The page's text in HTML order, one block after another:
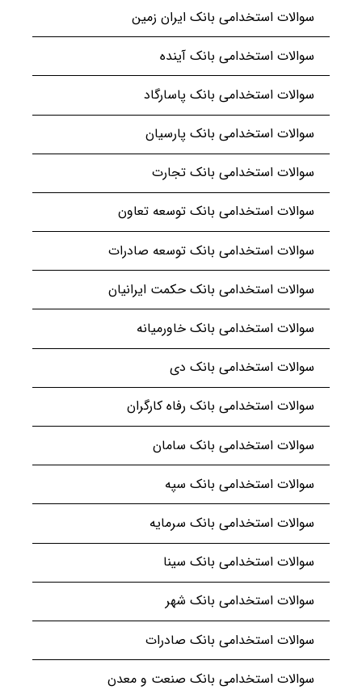
سوالات استخدامی بانک ایران زمین
سوالات استخدامی بانک آینده
سوالات استخدامی بانک پاسارگاد
سوالات استخدامی بانک پارسیان
سوالات استخدامی بانک تجارت
سوالات استخدامی بانک توسعه تعاون
سوالات استخدامی بانک توسعه صادرات
سوالات استخدامی بانک حکمت ایرانیان
سوالات استخدامی بانک خاورمیانه
سوالات استخدامی بانک دی
سوالات استخدامی بانک رفاه کارگران
سوالات استخدامی بانک سامان
سوالات استخدامی بانک سپه
سوالات استخدامی بانک سرمایه
سوالات استخدامی بانک سینا
سوالات استخدامی بانک شهر
سوالات استخدامی بانک صادرات
سوالات استخدامی بانک صنعت و معدن